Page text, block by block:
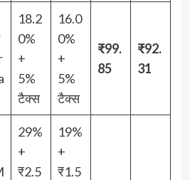
18.2
0%
+
5%
टैक्स
16.0
0%
+
5%
टैक्स
₹99.
85
₹92.
31
29%
+
₹2.5
19%
+
₹1.5